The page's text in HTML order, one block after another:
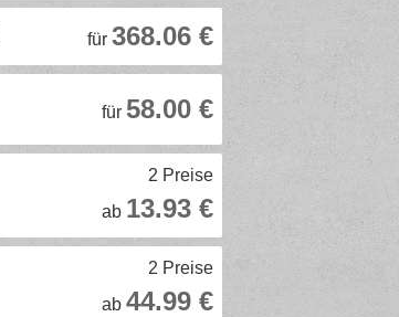
für 368.06 €
für 58.00 €
2 Preise
ab 13.93 €
2 Preise
ab 44.99 €